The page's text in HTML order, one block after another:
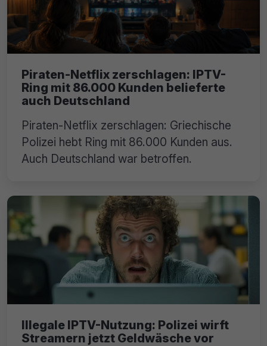
Piraten-Netflix zerschlagen: IPTV-
Ring mit 86.000 Kunden belieferte
auch Deutschland
Piraten-Netflix zerschlagen: Griechische
Polizei hebt Ring mit 86.000 Kunden aus.
Auch Deutschland war betroffen.
Illegale IPTV-Nutzung: Polizei wirft
Streamern jetzt Geldwäsche vor